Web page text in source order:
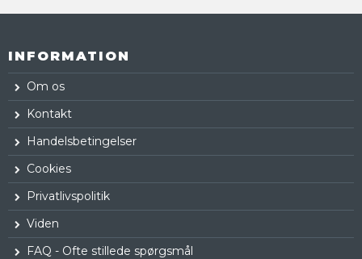
INFORMATION
Om os
Kontakt
Handelsbetingelser
Cookies
Privatlivspolitik
Viden
FAQ - Ofte stillede spørgsmål